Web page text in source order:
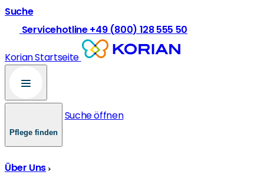
Suche
Servicehotline +49 (800) 128 555 50
Korian Startseite
Pflege finden
Suche öffnen
Über Uns